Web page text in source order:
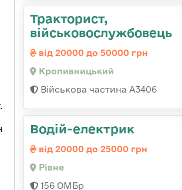
Тракторист,
військовослужбовець
від 20000 до 50000 грн
Кропивницький
Військова частина А3406
Водій-електрик
від 20000 до 25000 грн
Рівне
156 ОМБр